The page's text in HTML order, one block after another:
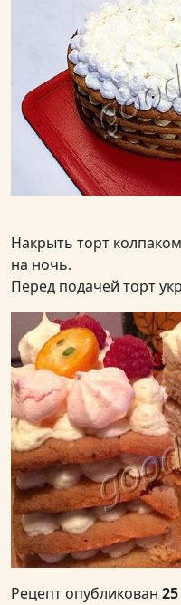
Накрыть торт
на ночь.
Перед подачей торт
Рецепт опубликован